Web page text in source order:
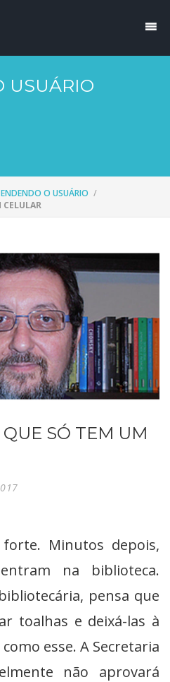
USUÁRIO
O USUÁRIO
CELULAR
SÓ TEM UM
Minutos depois,
na biblioteca.
pensa que
toalhas e deixá-las à
esse. A Secretaria
não aprovará